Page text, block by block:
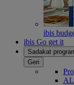
ibis
ibis Go get it
Sadakat
Geri